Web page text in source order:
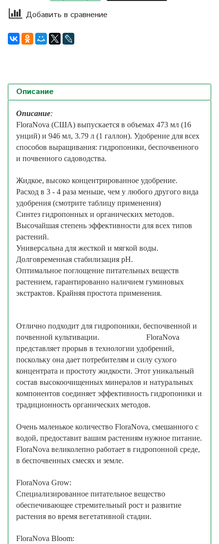
Добавить в сравнение
Описание
Описание:
FloraNova (США) выпускается в объемах 473 мл (16
унций) и 946 мл, 3.79 л (1 галлон). Удобрение для всех
способов выращивания: гидропоники, беспочвенного
и почвенного садоводства.
Жидкое, высоко концентрированное удобрение.
Расход в 3 - 4 раза меньше, чем у любого другого вида
удобрения (смотрите таблицу применения)
Синтез гидропонных и органических методов.
Высочайшая степень эффективности для всех типов
растений.
Универсальна для жесткой и мягкой воды.
Долговременная стабилизация рН.
Оптимальное поглощение питательных веществ
растением, гарантированно наличием гуминовых
экстрактов. Крайняя простота применения.
Отлично подходит для гидропоники, беспочвенной и
почвенной культивации. FloraNova
представляет прорыв в технологии удобрений,
поскольку она дает потребителям и силу сухого
концентрата и простоту жидкости. Этот уникальный
состав высокоочищенных минералов и натуральных
компонентов соединяет эффективность гидропоники и
традиционность органических методов.
Очень маленькое количество FloraNova, смешанного с
водой, предоставит вашим растениям нужное питание.
FloraNova великолепно работает в гидропонной среде,
в беспочвенных смесях и земле.
FloraNova Grow:
Специализированное питательное вещество
обеспечивающее стремительный рост и развитие
растения во время вегетативной стадии.
FloraNova Bloom: